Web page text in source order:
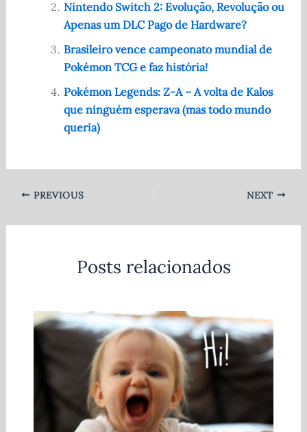
o
k
p
p
Nintendo Switch 2: Evolução, Revolução ou
Apenas um DLC Pago de Hardware?
Brasileiro vence campeonato mundial de
Pokémon TCG e faz história!
Pokémon Legends: Z-A – A volta de Kalos
que ninguém esperava (mas todo mundo
queria)
PREVIOUS NEXT
Posts relacionados